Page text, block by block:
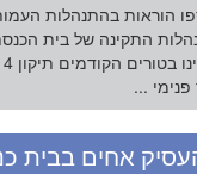
הוראות בהתנהלות
התקינה של בית
...
אחים בבית